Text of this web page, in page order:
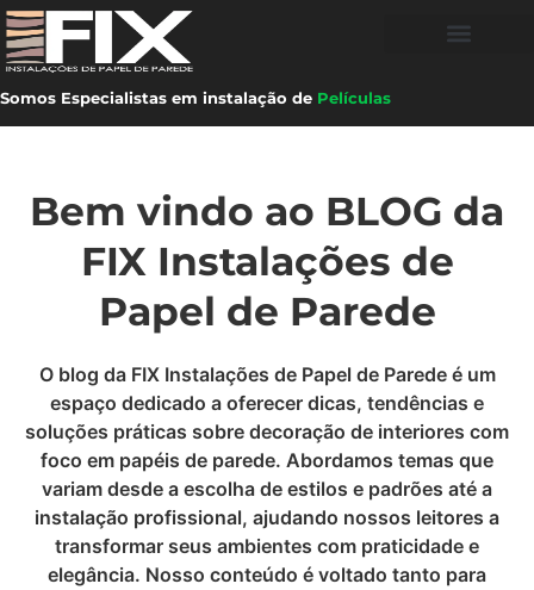
Somos Especialistas em instalação de Películas
Bem vindo ao BLOG da
FIX Instalações de
Papel de Parede
O blog da FIX Instalações de Papel de Parede é um
espaço dedicado a oferecer dicas, tendências e
soluções práticas sobre decoração de interiores com
foco em papéis de parede. Abordamos temas que
variam desde a escolha de estilos e padrões até a
instalação profissional, ajudando nossos leitores a
transformar seus ambientes com praticidade e
elegância. Nosso conteúdo é voltado tanto para